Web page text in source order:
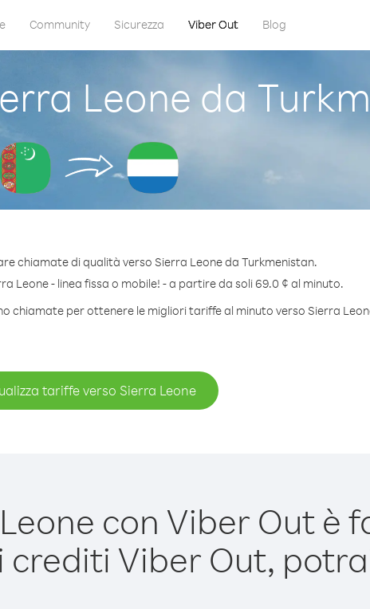
Community Sicurezza Viber Out Blog
Leone da
chiamate di qualità verso Sierra Leone da Turkmenistan.
Leone - linea fissa o mobile! - a partire da soli 69.0 ¢ al minuto.
chiamate per ottenere le migliori tariffe al minuto verso Sierra
tariffe verso Sierra Leone
con Viber Out è
crediti Viber Out,